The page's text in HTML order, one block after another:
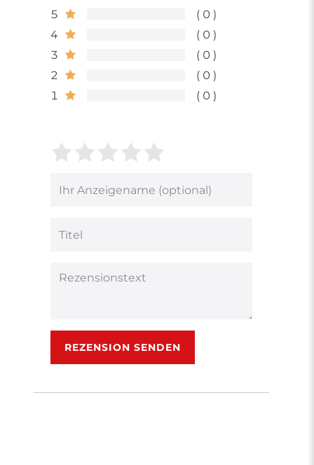
5
0
4
0
3
0
2
0
1
0
Bewertungssterne
von
4
von
3
2
von
1
von
Bewertungssternen
Anzeigename
Rezensionstext
REZENSION SENDEN